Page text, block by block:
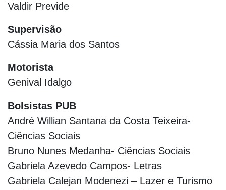
Valdir Previde
Supervisão
Cássia Maria dos Santos
Motorista
Genival Idalgo
Bolsistas PUB
André Willian Santana da Costa Teixeira-
Ciências Sociais
Bruno Nunes Medanha- Ciências Sociais
Gabriela Azevedo Campos- Letras
Gabriela Calejan Modenezi – Lazer e Turismo